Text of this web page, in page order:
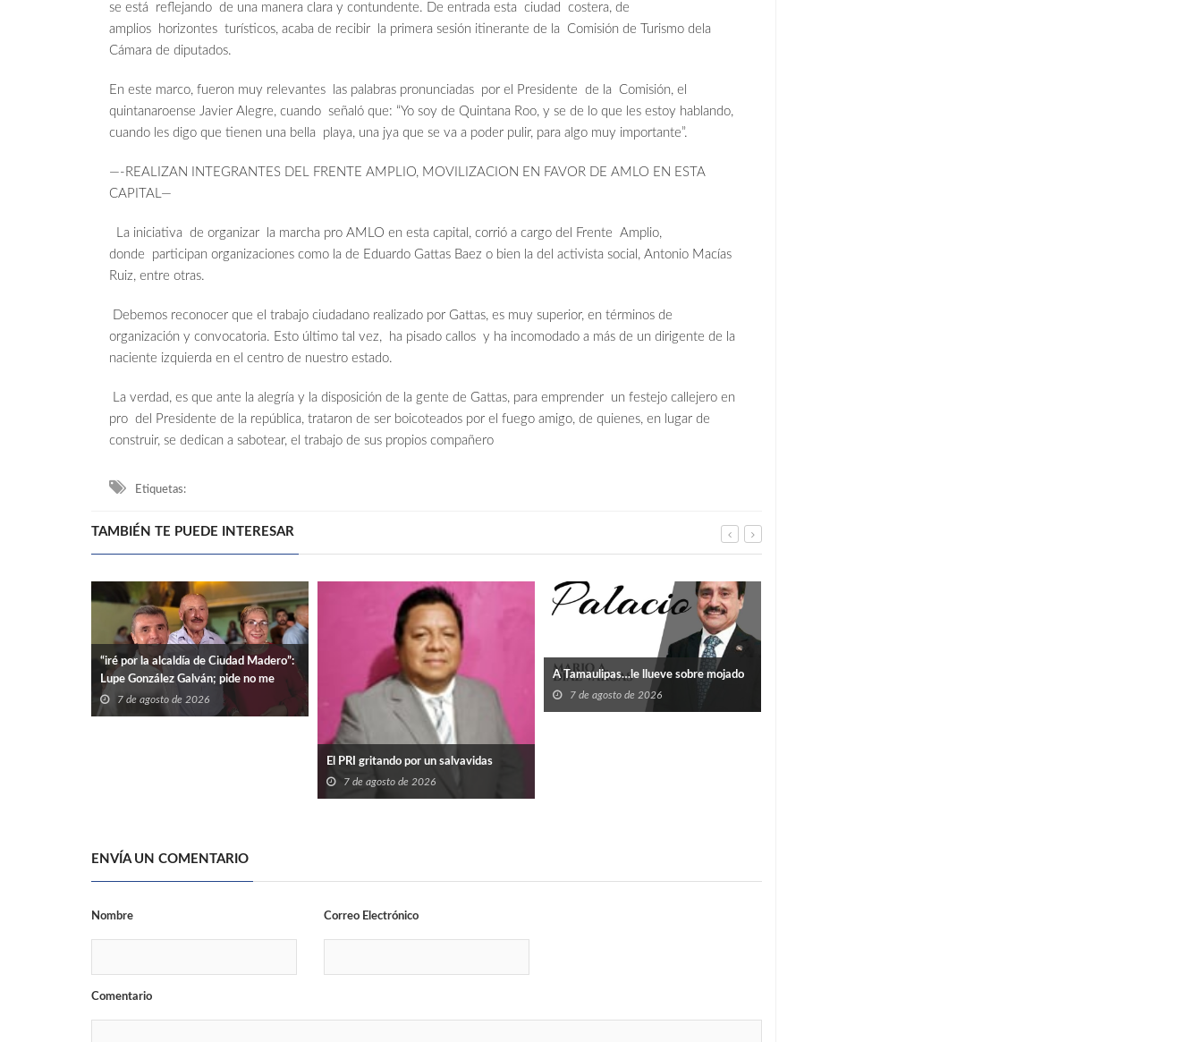
se está reflejando de una manera clara y contundente. De entrada esta ciudad costera, de
amplios horizontes turísticos, acaba de recibir la primera sesión itinerante de la Comisión de Turismo dela
Cámara de diputados.
En este marco, fueron muy relevantes las palabras pronunciadas por el Presidente de la Comisión, el
quintanaroense Javier Alegre, cuando señaló que: “Yo soy de Quintana Roo, y se de lo que les estoy hablando,
cuando les digo que tienen una bella playa, una jya que se va a poder pulir, para algo muy importante”.
—-REALIZAN INTEGRANTES DEL FRENTE AMPLIO, MOVILIZACION EN FAVOR DE AMLO EN ESTA
CAPITAL—
La iniciativa de organizar la marcha pro AMLO en esta capital, corrió a cargo del Frente Amplio,
donde participan organizaciones como la de Eduardo Gattas Baez o bien la del activista social, Antonio Macías
Ruiz, entre otras.
Debemos reconocer que el trabajo ciudadano realizado por Gattas, es muy superior, en términos de
organización y convocatoria. Esto último tal vez, ha pisado callos y ha incomodado a más de un dirigente de la
naciente izquierda en el centro de nuestro estado.
La verdad, es que ante la alegría y la disposición de la gente de Gattas, para emprender un festejo callejero en
pro del Presidente de la república, trataron de ser boicoteados por el fuego amigo, de quienes, en lugar de
construir, se dedican a sabotear, el trabajo de sus propios compañero
Etiquetas:
TAMBIÉN TE PUEDE INTERESAR
“iré por la alcaldía de Ciudad Madero”:
Lupe González Galván; pide no me
dejen solo.
7 de agosto de 2026
El PRI gritando por un salvavidas
7 de agosto de 2026
A Tamaulipas…le llueve sobre mojado
7 de agosto de 2026
ENVÍA UN COMENTARIO
Nombre Correo Electrónico
Comentario